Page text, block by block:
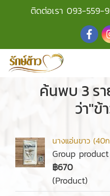
ติดต่อเรา 093-559-
ค้นพบ 3 ร
ว่า"ข้
นางแอ่นขาว (40
Group product
฿670
(Product)